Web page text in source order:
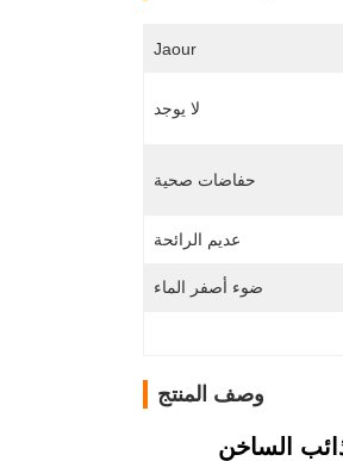
Jaour
لا يوجد
حفاضات صحية
عديم الرائحة
ضوء أصفر الماء
وصف المنتج